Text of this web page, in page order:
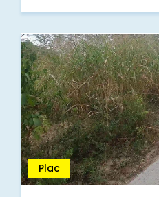
Plac